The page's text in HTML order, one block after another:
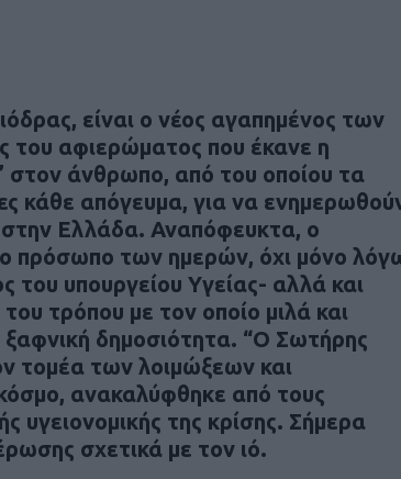
είναι ο νέος αγαπημένος των
του αφιερώματος που έκανε η
στον άνθρωπο, από του οποίου τα
κάθε απόγευμα, για να
στην Ελλάδα. Αναπόφευκτα, ο
πρόσωπο των ημερών, όχι μόνο
του υπουργείου Υγείας- αλλά και
τρόπου με τον οποίο μιλά και
δημοσιότητα. “Ο Σωτήρης
τομέα των λοιμώξεων και
ανακαλύφθηκε από τους
υγειονομικής της κρίσης. Σήμερα
σχετικά με τον ιό.